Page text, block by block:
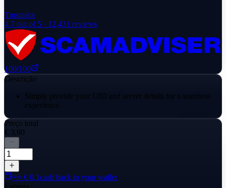
Trustpilot
4.7 out of 5 · 12,431 reviews
100/100
Descrição
Simply provide your UID and server details for a seamless
experience.
Preço total
€ 3,90
+≈ € 0,1cash back to your wallet
Entrega